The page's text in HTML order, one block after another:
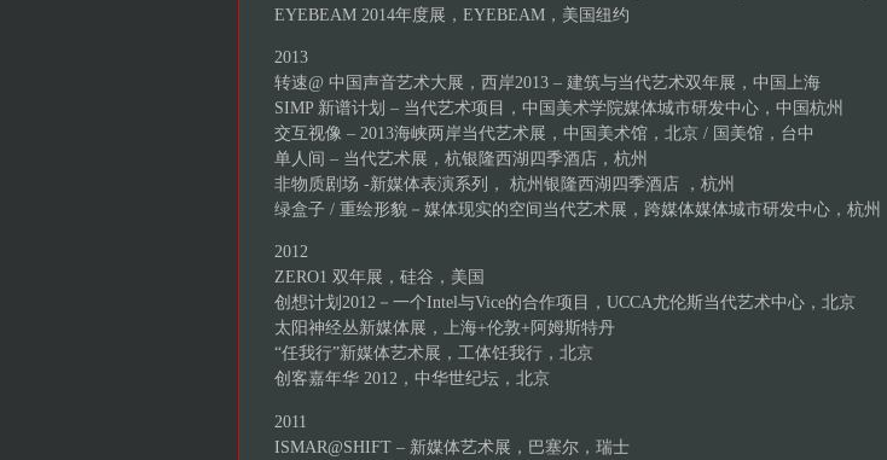
EYEBEAM 2014年度展，EYEBEAM，美国纽约
2013
转速@ 中国声音艺术大展，西岸2013 – 建筑与当代艺术双年展，中国上海
SIMP 新谱计划 – 当代艺术项目，中国美术学院媒体城市研发中心，中国杭州
交互视像 – 2013海峡两岸当代艺术展，中国美术馆，北京 / 国美馆，台中
单人间 – 当代艺术展，杭银隆西湖四季酒店，杭州
非物质剧场 -新媒体表演系列， 杭州银隆西湖四季酒店 ，杭州
绿盒子 / 重绘形貌－媒体现实的空间当代艺术展，跨媒体媒体城市研发中心，杭州
2012
ZERO1 双年展，硅谷，美国
创想计划2012－一个Intel与Vice的合作项目，UCCA尤伦斯当代艺术中心，北京
太阳神经丛新媒体展，上海+伦敦+阿姆斯特丹
“任我行”新媒体艺术展，工体饪我行，北京
创客嘉年华 2012，中华世纪坛，北京
2011
ISMAR@SHIFT– 新媒体艺术展，巴塞尔，瑞士